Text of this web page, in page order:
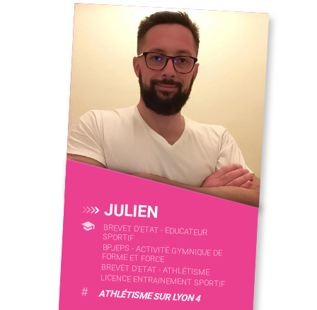
JULIEN
BREVET D'ETAT - EDUCATEUR
SPORTIF
BPJEPS - ACTIVITÉ GYMNIQUE DE
FORME ET FORCE
BREVET D'ETAT - ATHLÉTISME
LICENCE ENTRAINEMENT SPORTIF
# ATHLÉTISME SUR LYON 4